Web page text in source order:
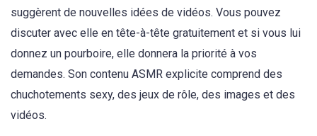
suggèrent de nouvelles idées de vidéos. Vous pouvez
discuter avec elle en tête-à-tête gratuitement et si vous lui
donnez un pourboire, elle donnera la priorité à vos
demandes. Son contenu ASMR explicite comprend des
chuchotements sexy, des jeux de rôle, des images et des
vidéos.